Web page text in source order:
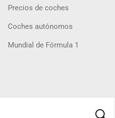
Precios de coches
Coches autónomos
Mundial de Fórmula 1